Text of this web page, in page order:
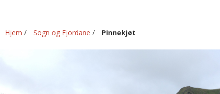
Hjem / Sogn og Fjordane / Pinnekjøt